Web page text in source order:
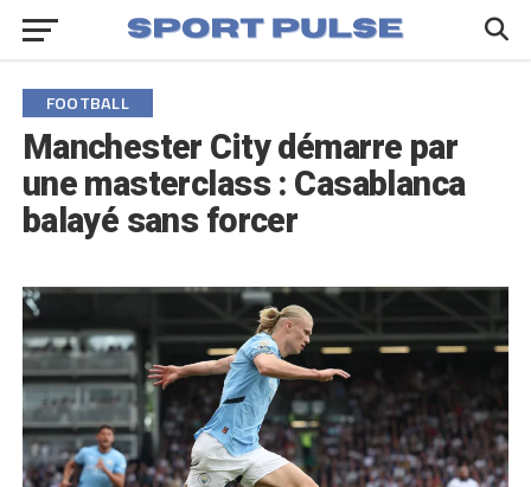
FOOTBALL
Manchester City démarre par
une masterclass : Casablanca
balayé sans forcer